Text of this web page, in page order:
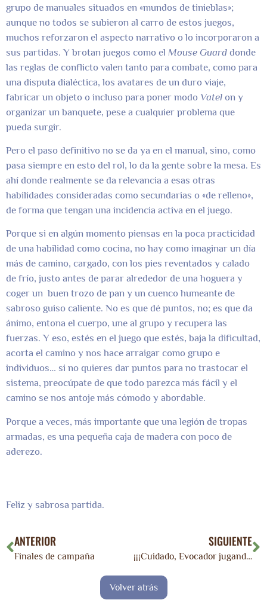
grupo de manuales situados en «mundos de tinieblas»;
aunque no todos se subieron al carro de estos juegos,
muchos reforzaron el aspecto narrativo o lo incorporaron a
sus partidas. Y brotan juegos como el Mouse Guard donde
las reglas de conflicto valen tanto para combate, como para
una disputa dialéctica, los avatares de un duro viaje,
fabricar un objeto o incluso para poner modo Vatel on y
organizar un banquete, pese a cualquier problema que
pueda surgir.
Pero el paso definitivo no se da ya en el manual, sino, como
pasa siempre en esto del rol, lo da la gente sobre la mesa. Es
ahí donde realmente se da relevancia a esas otras
habilidades consideradas como secundarias o «de relleno»,
de forma que tengan una incidencia activa en el juego.
Porque si en algún momento piensas en la poca practicidad
de una habilidad como cocina, no hay como imaginar un día
más de camino, cargado, con los pies reventados y calado
de frío, justo antes de parar alrededor de una hoguera y
coger un buen trozo de pan y un cuenco humeante de
sabroso guiso caliente. No es que dé puntos, no; es que da
ánimo, entona el cuerpo, une al grupo y recupera las
fuerzas. Y eso, estés en el juego que estés, baja la dificultad,
acorta el camino y nos hace arraigar como grupo e
individuos… si no quieres dar puntos para no trastocar el
sistema, preocúpate de que todo parezca más fácil y el
camino se nos antoje más cómodo y abordable.
Porque a veces, más importante que una legión de tropas
armadas, es una pequeña caja de madera con poco de
aderezo.
Feliz y sabrosa partida.
ANTERIOR
Finales de campaña
SIGUIENTE
¡¡¡Cuidado, Evocador jugando!!!